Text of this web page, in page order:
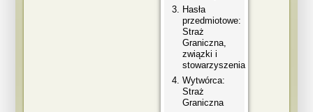
Hasła
przedmiotowe:
Straż
Graniczna,
związki i
stowarzyszenia
Wytwórca:
Straż
Graniczna